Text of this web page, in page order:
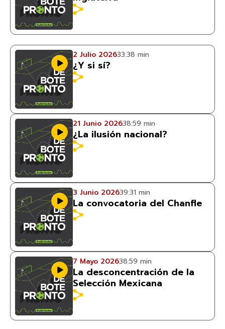
2 Julio 202633:38 min
¿Y si sí?
21 Junio 202638:59 min
¿La ilusión nacional?
3 Junio 202639:31 min
La convocatoria del Chanfle
7 Mayo 202638:59 min
La desconcentración de la
Selección Mexicana